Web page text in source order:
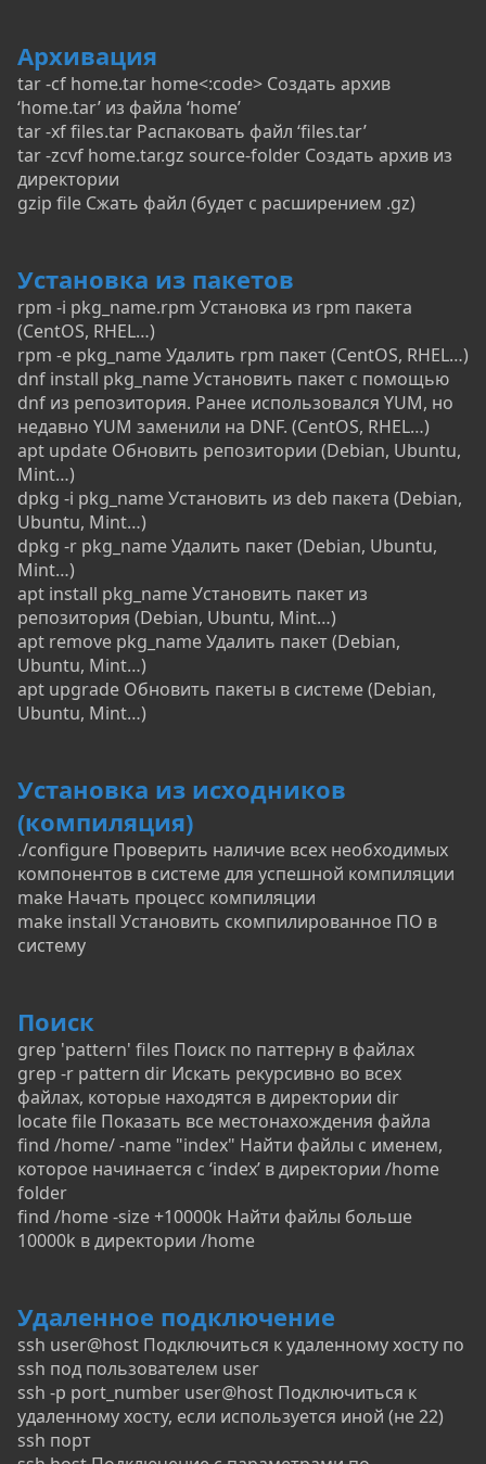
Архивация
tar -cf home.tar home<:code> Создать архив
‘home.tar’ из файла ‘home’
tar -xf files.tar Распаковать файл ‘files.tar’
tar -zcvf home.tar.gz source-folder Создать архив из
директории
gzip file Сжать файл (будет с расширением .gz)
Установка из пакетов
rpm -i pkg_name.rpm Установка из rpm пакета
(CentOS, RHEL…)
rpm -e pkg_name Удалить rpm пакет (CentOS, RHEL…)
dnf install pkg_name Установить пакет с помощью
dnf из репозитория. Ранее использовался YUM, но
недавно YUM заменили на DNF. (CentOS, RHEL…)
apt update Обновить репозитории (Debian, Ubuntu,
Mint…)
dpkg -i pkg_name Установить из deb пакета (Debian,
Ubuntu, Mint…)
dpkg -r pkg_name Удалить пакет (Debian, Ubuntu,
Mint…)
apt install pkg_name Установить пакет из
репозитория (Debian, Ubuntu, Mint…)
apt remove pkg_name Удалить пакет (Debian,
Ubuntu, Mint…)
apt upgrade Обновить пакеты в системе (Debian,
Ubuntu, Mint…)
Установка из исходников
(компиляция)
./configure Проверить наличие всех необходимых
компонентов в системе для успешной компиляции
make Начать процесс компиляции
make install Установить скомпилированное ПО в
систему
Поиск
grep 'pattern' files Поиск по паттерну в файлах
grep -r pattern dir Искать рекурсивно во всех
файлах, которые находятся в директории dir
locate file Показать все местонахождения файла
find /home/ -name "index" Найти файлы с именем,
которое начинается с ‘index’ в директории /home
folder
find /home -size +10000k Найти файлы больше
10000k в директории /home
Удаленное подключение
ssh user@host Подключиться к удаленному хосту по
ssh под пользователем user
ssh -p port_number user@host Подключиться к
удаленному хосту, если используется иной (не 22)
ssh порт